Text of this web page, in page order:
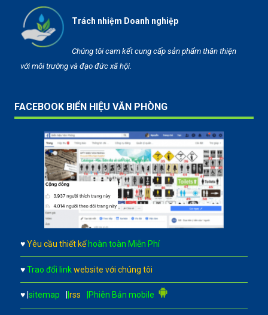
Trách nhiệm Doanh nghiệp
Chúng tôi cam kết cung cấp sản phẩm thân thiện
với môi trường và đạo đức xã hội.
FACEBOOK BIỂN HIỆU VĂN PHÒNG
♥ Yêu cầu thiết kế hoàn toàn Miễn Phí
♥ Trao đổi link website với chúng tôi
♥ |sitemap |rss |Phiên Bản mobile